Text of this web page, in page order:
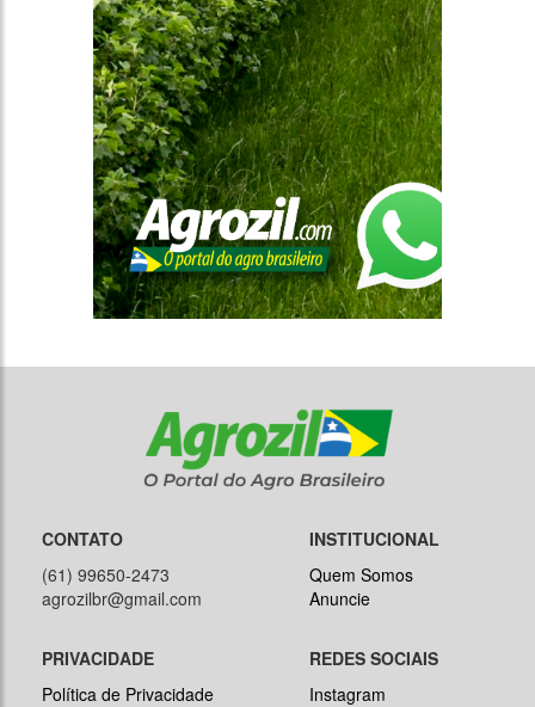
CONTATO
(61) 99650-2473
agrozilbr@gmail.com
INSTITUCIONAL
Quem Somos
Anuncie
PRIVACIDADE
Política de Privacidade
REDES SOCIAIS
Instagram